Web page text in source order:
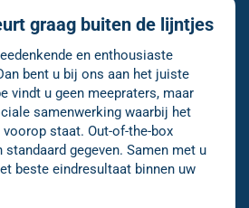
graag buiten de lijntjes
en enthousiaste
bent u bij ons aan het juiste
vindt u geen meepraters, maar
samenwerking waarbij het
staat. Out-of-the-box
gegeven. Samen met u
beste eindresultaat binnen uw